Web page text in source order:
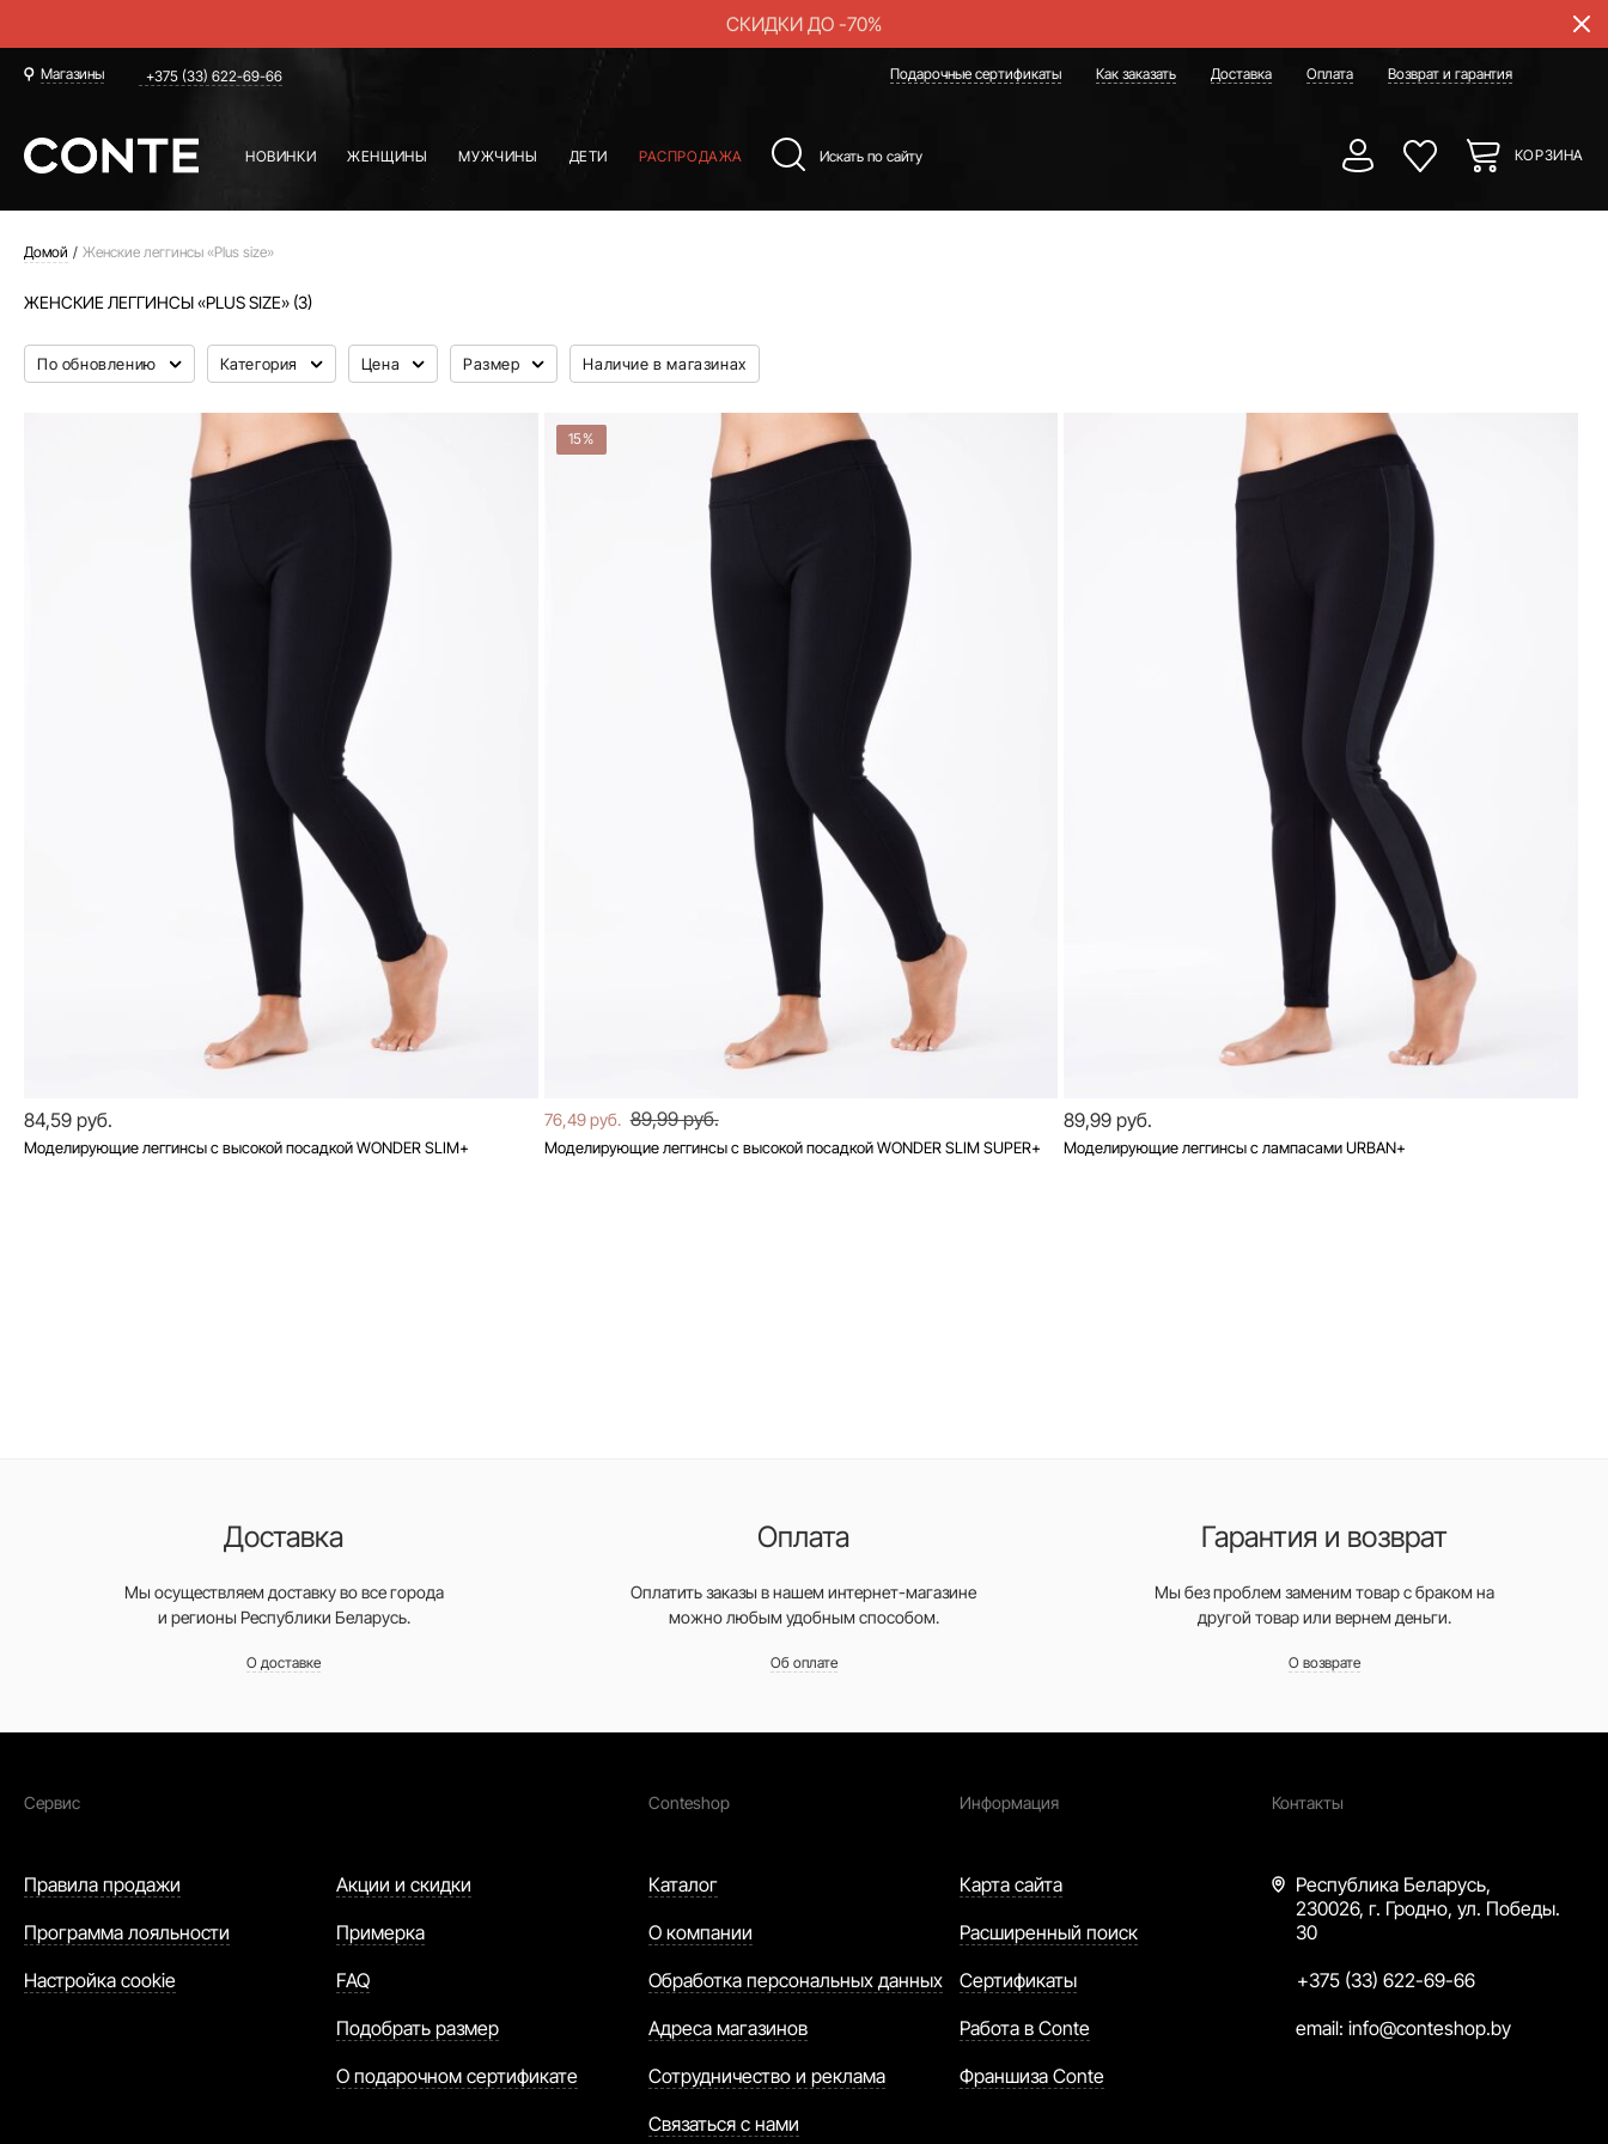
СКИДКИ ДО -70%
Магазины +375 (33) 622-69-66 Подарочные сертификаты Как заказать Доставка Оплата Возврат и гарантия
НОВИНКИ ЖЕНЩИНЫ МУЖЧИНЫ ДЕТИ РАСПРОДАЖА КОРЗИНА
Домой Женские леггинсы «Plus size»
ЖЕНСКИЕ ЛЕГГИНСЫ «PLUS SIZE» (3)
По обновлению Категория Цена Размер Наличие в магазинах
84,59 руб.
Моделирующие леггинсы с высокой посадкой WONDER SLIM+
15%
76,49 руб. 89,99 руб.
Моделирующие леггинсы с высокой посадкой WONDER SLIM SUPER+
89,99 руб.
Моделирующие леггинсы с лампасами URBAN+
Доставка
Мы осуществляем доставку во все города
и регионы Республики Беларусь.
О доставке
Оплата
Оплатить заказы в нашем интернет-магазине
можно любым удобным способом.
Об оплате
Гарантия и возврат
Мы без проблем заменим товар с браком на
другой товар или вернем деньги.
О возврате
Сервис
Правила продажи
Программа лояльности
Настройка cookie
Акции и скидки
Примерка
FAQ
Подобрать размер
О подарочном сертификате
Conteshop
Каталог
О компании
Обработка персональных данных
Адреса магазинов
Сотрудничество и реклама
Связаться с нами
Информация
Карта сайта
Расширенный поиск
Сертификаты
Работа в Conte
Франшиза Conte
Контакты
Республика Беларусь,
230026, г. Гродно, ул. Победы.
30
+375 (33) 622-69-66
email:info@conteshop.by